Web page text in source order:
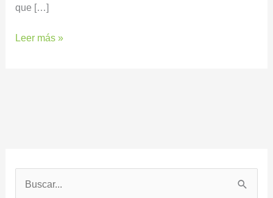
que […]
Leer más »